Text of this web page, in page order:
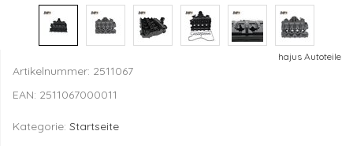
hajus Autoteile
Artikelnummer: 2511067
EAN: 2511067000011
Kategorie: Startseite